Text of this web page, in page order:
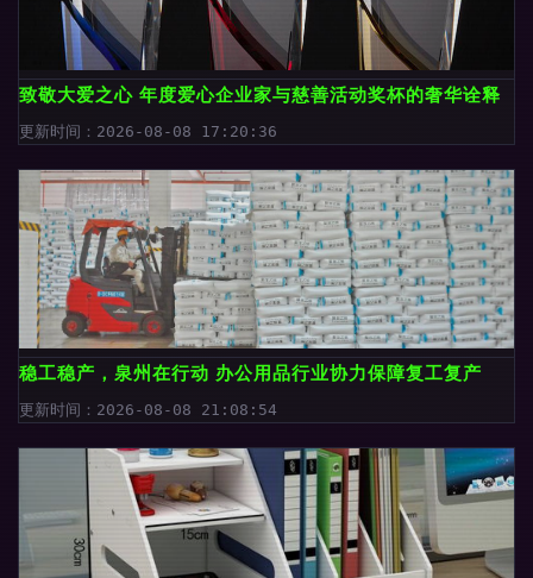
致敬大爱之心 年度爱心企业家与慈善活动奖杯的奢华诠释
更新时间：2026-08-08 17:20:36
稳工稳产，泉州在行动 办公用品行业协力保障复工复产
更新时间：2026-08-08 21:08:54